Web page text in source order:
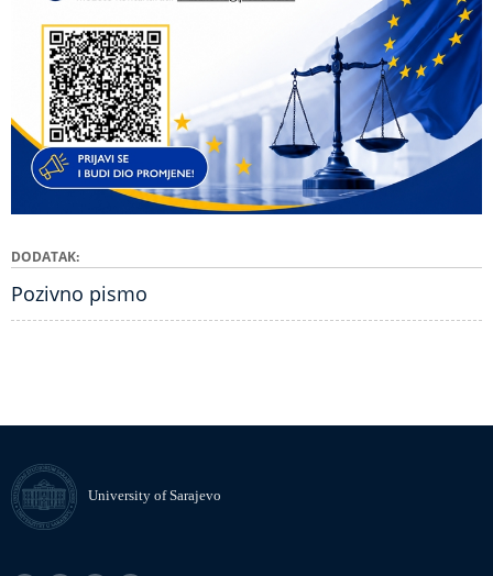
DODATAK
Pozivno pismo
University of Sarajevo